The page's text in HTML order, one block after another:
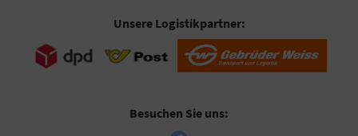
Unsere Logistikpartner:
Besuchen Sie uns: